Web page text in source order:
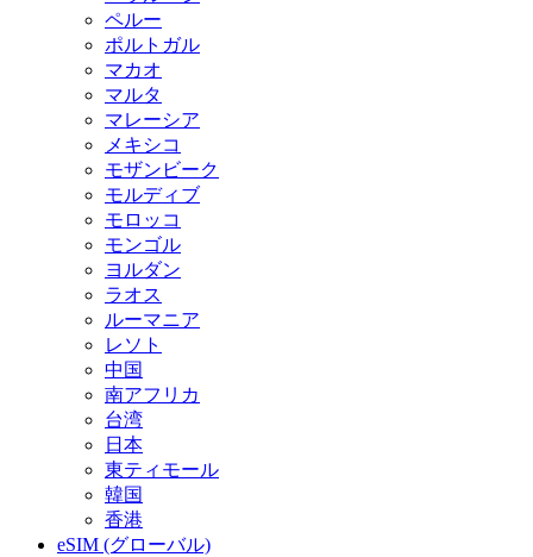
ペルー
ポルトガル
マカオ
マルタ
マレーシア
メキシコ
モザンビーク
モルディブ
モロッコ
モンゴル
ヨルダン
ラオス
ルーマニア
レソト
中国
南アフリカ
台湾
日本
東ティモール
韓国
香港
eSIM (グローバル)